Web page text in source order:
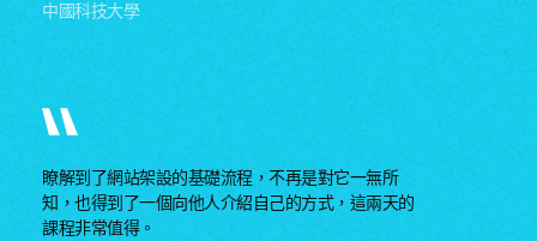
中國科技大學
瞭解到了網站架設的基礎流程，不再是對它一無所
知，也得到了一個向他人介紹自己的方式，這兩天的
課程非常值得。